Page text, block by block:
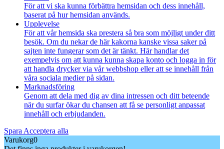
För att vi ska kunna förbättra hemsidan och dess innehåll,
baserat på hur hemsidan används.
Upplevelse
För att vår hemsida ska prestera så bra som möjligt under ditt
besök. Om du nekar de här kakorna kanske vissa saker på
sajten inte fungerar som det är tänkt. Här handlar det
exempelvis om att kunna kunna skapa konto och logga in för
att handla drycker via vår webbshop eller att se innehåll från
våra sociala medier på sidan.
Marknadsföring
Genom att dela med dig av dina intressen och ditt beteende
när du surfar ökar du chansen att få se personligt anpassat
innehåll och erbjudanden.
Spara Acceptera alla
Varukorg0